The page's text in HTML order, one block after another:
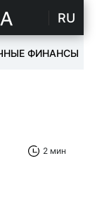
RU
ФИНАНСЫ
2 мин